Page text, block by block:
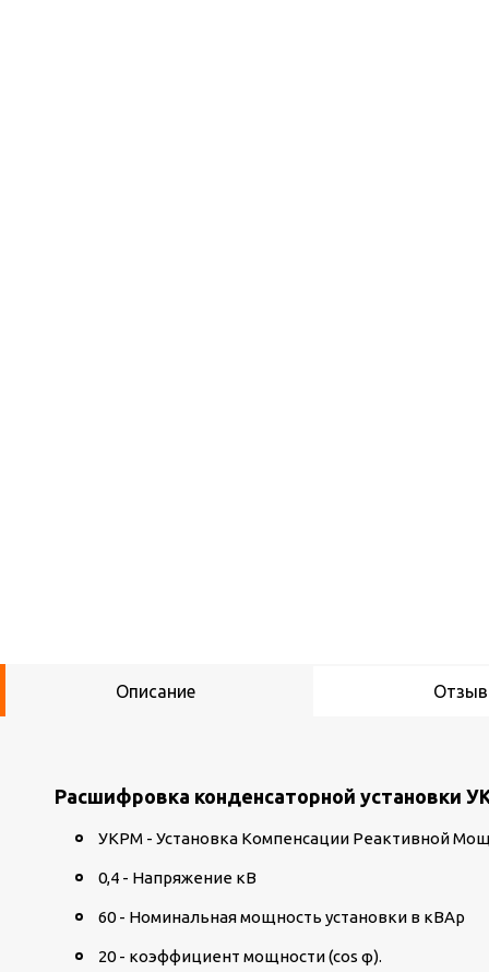
Описание
Расшифровка конденсаторной установки
УКРМ - Установка Компенсации Реактивной
0,4 - Напряжение кВ
60 - Номинальная мощность установки в кВАр
20 - коэффициент мощности (cos φ).